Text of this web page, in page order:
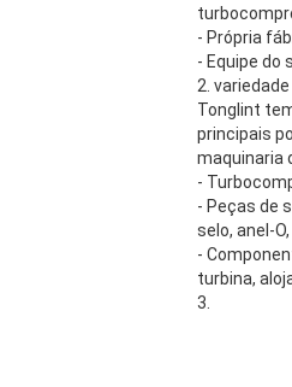
- Própria
- Equipe do
2.
Tonglint
principais
maquinaria
-
- Peças de
selo, anel-
-
turbina,
3.